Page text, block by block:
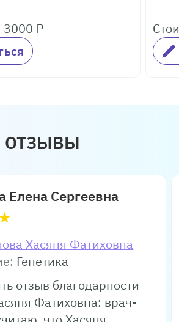
3000 ₽
ОТЗЫВЫ
Елена Сергеевна
Хасяня Фатиховна
Генетика
отзыв благодарности
Фатиховна: врач-